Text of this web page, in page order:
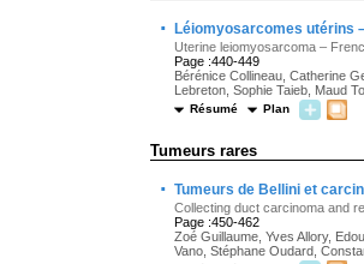
· Léiomyosarcomes utérins
Uterine leiomyosarcoma –
Page :440-449
Bérénice Collineau, Catherine
Lebreton, Sophie Taieb, Maud
Résumé Plan
Tumeurs rares
· Tumeurs de Bellini et
Collecting duct carcinoma and
Page :450-462
Zoé Guillaume, Yves Allory,
Vano, Stéphane Oudard,